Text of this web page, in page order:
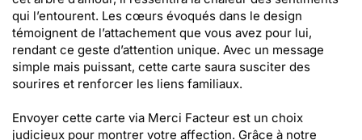
qui l’entourent. Les cœurs évoqués dans le design
témoignent de l’attachement que vous avez pour lui,
rendant ce geste d’attention unique. Avec un message
simple mais puissant, cette carte saura susciter des
sourires et renforcer les liens familiaux.
Envoyer cette carte via Merci Facteur est un choix
judicieux pour montrer votre affection. Grâce à notre